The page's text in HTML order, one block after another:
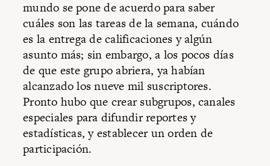
mundo se pone de acuerdo para saber
cuáles son las tareas de la semana, cuándo
es la entrega de calificaciones y algún
asunto más; sin embargo, a los pocos días
de que este grupo abriera, ya habían
alcanzado los nueve mil suscriptores.
Pronto hubo que crear subgrupos, canales
especiales para difundir reportes y
estadísticas, y establecer un orden de
participación.